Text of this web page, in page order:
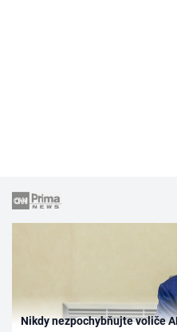
Nikdy nezpochybňujte voliče